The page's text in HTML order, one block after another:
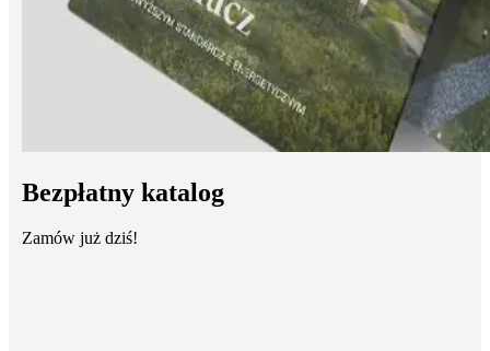
Bezpłatny katalog
Zamów już dziś!